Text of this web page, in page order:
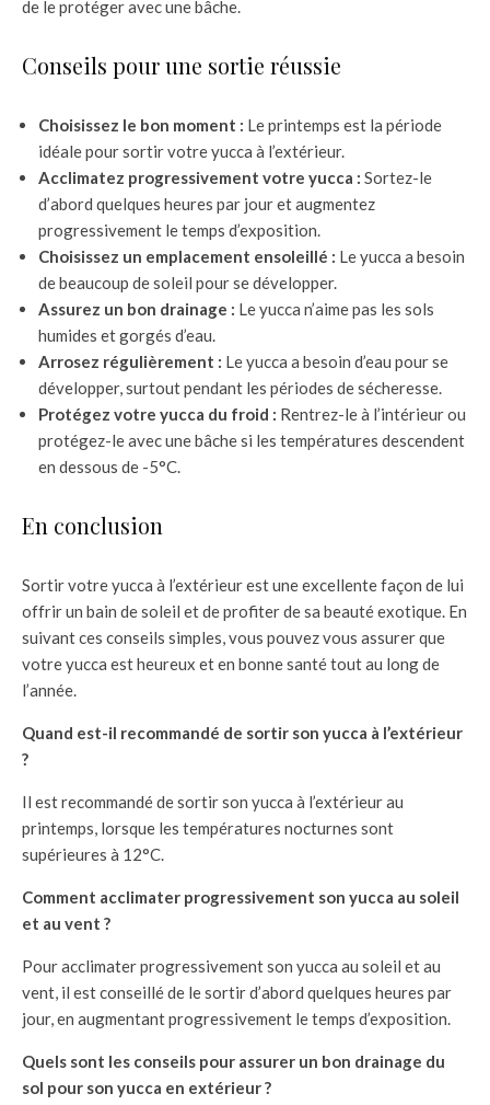
de le protéger avec une bâche.
Conseils pour une sortie réussie
Choisissez le bon moment : Le printemps est la période
idéale pour sortir votre yucca à l’extérieur.
Acclimatez progressivement votre yucca : Sortez-le
d’abord quelques heures par jour et augmentez
progressivement le temps d’exposition.
Choisissez un emplacement ensoleillé : Le yucca a besoin
de beaucoup de soleil pour se développer.
Assurez un bon drainage : Le yucca n’aime pas les sols
humides et gorgés d’eau.
Arrosez régulièrement : Le yucca a besoin d’eau pour se
développer, surtout pendant les périodes de sécheresse.
Protégez votre yucca du froid : Rentrez-le à l’intérieur ou
protégez-le avec une bâche si les températures descendent
en dessous de -5°C.
En conclusion
Sortir votre yucca à l’extérieur est une excellente façon de lui
offrir un bain de soleil et de profiter de sa beauté exotique. En
suivant ces conseils simples, vous pouvez vous assurer que
votre yucca est heureux et en bonne santé tout au long de
l’année.
Quand est-il recommandé de sortir son yucca à l’extérieur
?
Il est recommandé de sortir son yucca à l’extérieur au
printemps, lorsque les températures nocturnes sont
supérieures à 12°C.
Comment acclimater progressivement son yucca au soleil
et au vent ?
Pour acclimater progressivement son yucca au soleil et au
vent, il est conseillé de le sortir d’abord quelques heures par
jour, en augmentant progressivement le temps d’exposition.
Quels sont les conseils pour assurer un bon drainage du
sol pour son yucca en extérieur ?